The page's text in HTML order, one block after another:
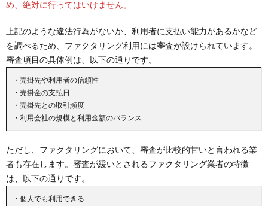
め、絶対に行ってはいけません。
上記のような違法行為がないか、利用者に支払い能力があるかなど
を調べるため、ファクタリング利用には審査が設けられています。
審査項目の具体例は、以下の通りです。
・売掛先や利用者の信頼性
・売掛金の支払日
・売掛先との取引頻度
・利用会社の規模と利用金額のバランス
ただし、ファクタリングにおいて、審査が比較的甘いと言われる業
者も存在します。審査が緩いとされるファクタリング業者の特徴
は、以下の通りです。
・個人でも利用できる